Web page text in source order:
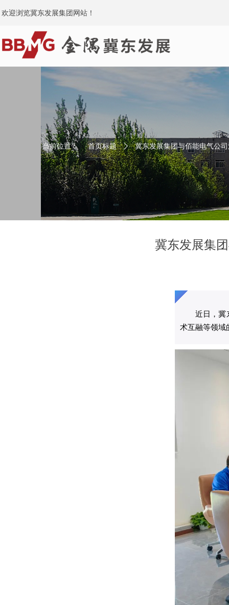
欢迎浏览冀东发展集团网站！
当前位置： 首页标题 ꄲ 冀东发展集团与佰能电气公
冀东发展集
近日 ，冀
术互融等领域